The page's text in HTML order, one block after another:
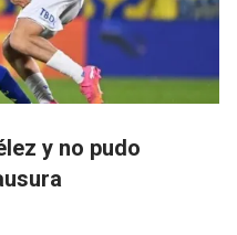
y no pudo